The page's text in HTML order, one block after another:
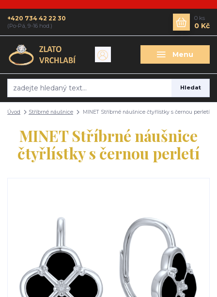
Menu
Hledat
+420 734 42 22 30
(Po-Pá, 9-16 hod.)
0 ks
0 Kč
Úvod Stříbrné náušnice MINET Stříbrné náušnice čtyřlístky s černou perletí
MINET Stříbrné náušnice
čtyřlístky s černou perletí